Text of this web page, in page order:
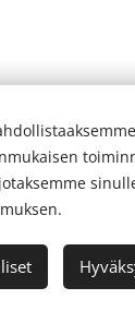
Ihmeet